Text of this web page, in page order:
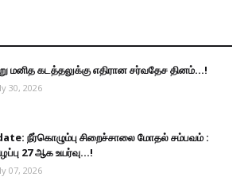
மனித கடத்தலுக்கு எதிரான சர்வதேச தினம்...!
30, 2026
நீர்கொழும்பு சிறைச்சாலை மோதல் சம்பவம் :
27 ஆக உயர்வு...!
07, 2026